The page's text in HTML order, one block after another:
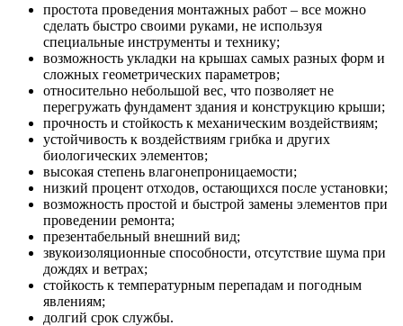
простота проведения монтажных работ – все можно
сделать быстро своими руками, не используя
специальные инструменты и технику;
возможность укладки на крышах самых разных форм и
сложных геометрических параметров;
относительно небольшой вес, что позволяет не
перегружать фундамент здания и конструкцию крыши;
прочность и стойкость к механическим воздействиям;
устойчивость к воздействиям грибка и других
биологических элементов;
высокая степень влагонепроницаемости;
низкий процент отходов, остающихся после установки;
возможность простой и быстрой замены элементов при
проведении ремонта;
презентабельный внешний вид;
звукоизоляционные способности, отсутствие шума при
дождях и ветрах;
стойкость к температурным перепадам и погодным
явлениям;
долгий срок службы.